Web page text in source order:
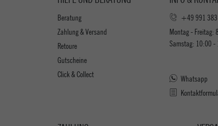
Beratung
Zahlung & Versand
Retoure
Gutscheine
Click & Collect
+49 991
Montag - Freitag:
Samstag: 10:00 -
Whatsapp